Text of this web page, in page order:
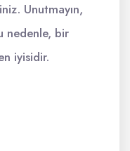
Unutmayın,
nedenle, bir
iyisidir.